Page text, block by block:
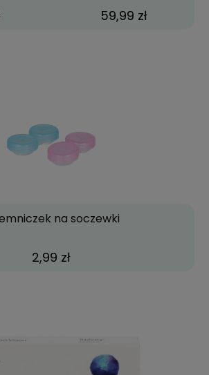
59,99 zł
na soczewki
2,99 zł